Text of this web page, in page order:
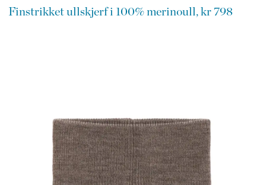
Finstrikket ullskjerf i 100% merinoull, kr 798